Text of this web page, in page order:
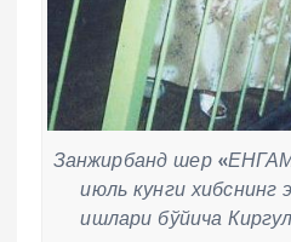
Занжирбанд шер
июль кунги
ишлари бўйича